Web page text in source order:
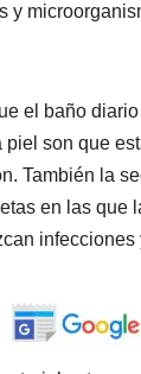
y
el baño
piel son que
También la
en las que
infecciones